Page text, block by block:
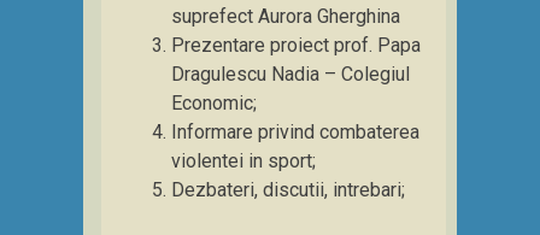
suprefect Aurora Gherghina
Prezentare proiect prof. Papa
Dragulescu Nadia – Colegiul
Economic;
Informare privind combaterea
violentei in sport;
Dezbateri, discutii, intrebari;